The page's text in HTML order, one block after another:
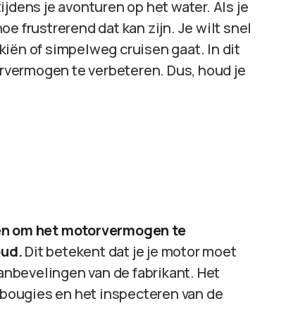
je avonturen op het water. Als je
frustrerend dat kan zijn. Je wilt snel
of simpelweg cruisen gaat. In dit
te verbeteren. Dus, houd je
om het motorvermogen te
Dit betekent dat je je motor moet
van de fabrikant. Het
en het inspecteren van de